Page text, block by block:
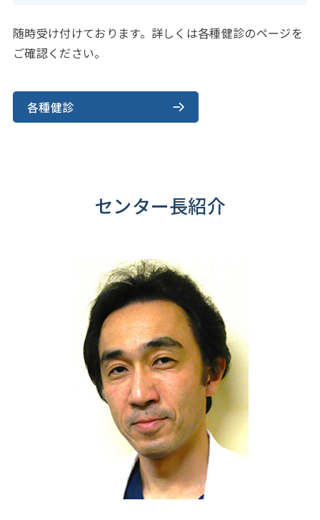
随時受け付けております。詳しくは各種健診のページを
ご確認ください。
各種健診
センター長紹介